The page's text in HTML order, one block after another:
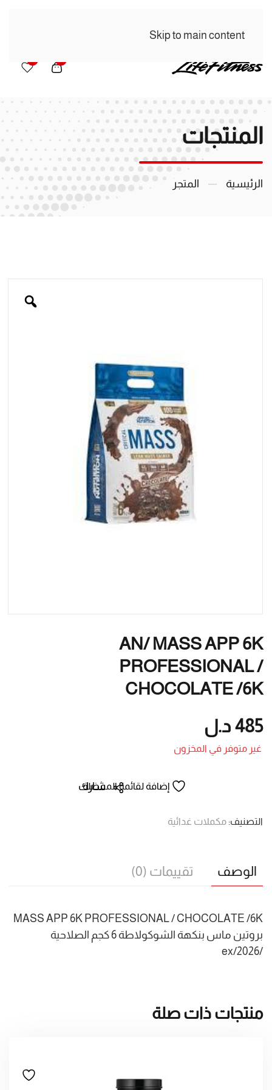
Skip to main content
المنتجات
الرئيسية المتجر
AN/ MASS APP 6K
PROFESSIONAL /
CHOCOLATE /6K
485 د.ل
غير متوفر في المخزون
إضافة لقائمة المفضلة
شارك
التصنيف: مكملات غدائية
الوصف تقييمات (0)
MASS APP 6K PROFESSIONAL / CHOCOLATE /6K
بروتين ماس بنكهة الشوكولاطة 6 كجم الصلاحية
/2026/ex
منتجات ذات صلة